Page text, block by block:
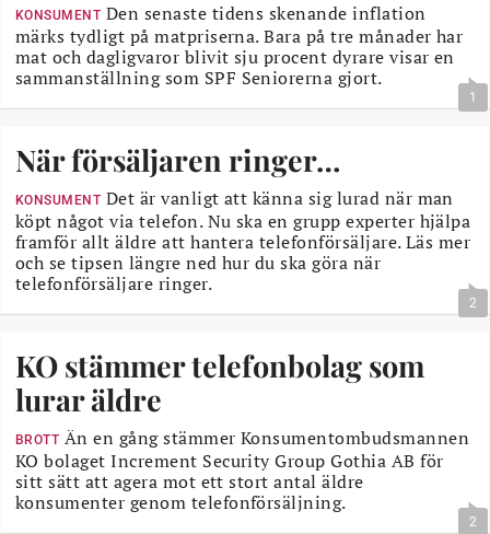
KONSUMENT Den senaste tidens skenande inflation
märks tydligt på matpriserna. Bara på tre månader har
mat och dagligvaror blivit sju procent dyrare visar en
sammanställning som SPF Seniorerna gjort.
1
När försäljaren ringer…
KONSUMENT Det är vanligt att känna sig lurad när man
köpt något via telefon. Nu ska en grupp experter hjälpa
framför allt äldre att hantera telefonförsäljare. Läs mer
och se tipsen längre ned hur du ska göra när
telefonförsäljare ringer.
2
KO stämmer telefonbolag som
lurar äldre
BROTT Än en gång stämmer Konsumentombudsmannen
KO bolaget Increment Security Group Gothia AB för
sitt sätt att agera mot ett stort antal äldre
konsumenter genom telefonförsäljning.
2